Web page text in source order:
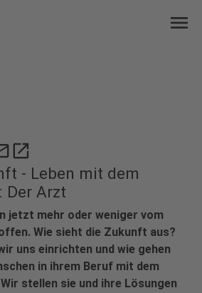
menu
open_in_new
- Leben mit dem
Der Arzt
jetzt mehr oder weniger vom
Wie sieht die Zukunft aus?
uns einrichten und wie gehen
in ihrem Beruf mit dem
stellen sie und ihre Lösungen